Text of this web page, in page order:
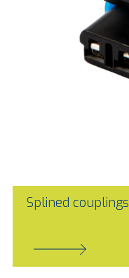
Splined couplings